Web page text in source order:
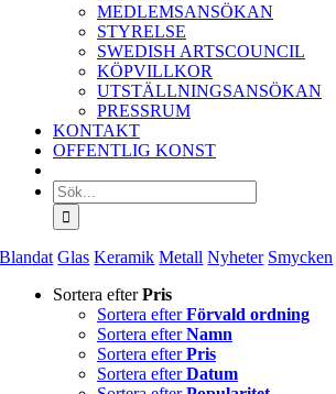
MEDLEMSANSÖKAN
STYRELSE
SWEDISH ARTSCOUNCIL
KÖPVILLKOR
UTSTÄLLNINGSANSÖKAN
PRESSRUM
KONTAKT
OFFENTLIG KONST
Sök
efter:
Blandat Glas Keramik Metall Nyheter Smycken
Sortera efterPris
Sortera efterFörvald ordning
Sortera efterNamn
Sortera efterPris
Sortera efterDatum